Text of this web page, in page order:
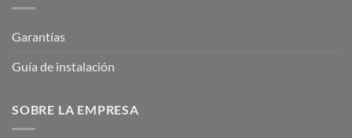
Garantías
Guía de instalación
SOBRE LA EMPRESA